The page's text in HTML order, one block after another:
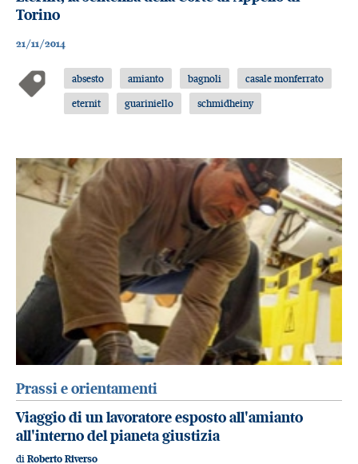
Torino
21/11/2014
absesto amianto bagnoli
casale monferrato
eternit
guariniello schmidheiny
Prassi e orientamenti
Viaggio di un lavoratore esposto all'amianto
all'interno del pianeta giustizia
di Roberto Riverso